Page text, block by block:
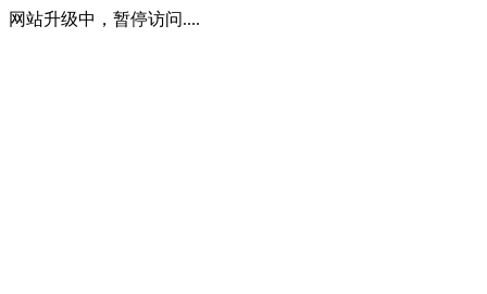
网站升级中，暂停访问....